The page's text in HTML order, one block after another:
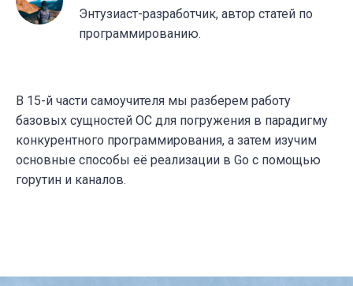
Энтузиаст-разработчик, автор статей по
программированию.
В 15-й части самоучителя мы разберем работу
базовых сущностей ОС для погружения в парадигму
конкурентного программирования, а затем изучим
основные способы её реализации в Go с помощью
горутин и каналов.